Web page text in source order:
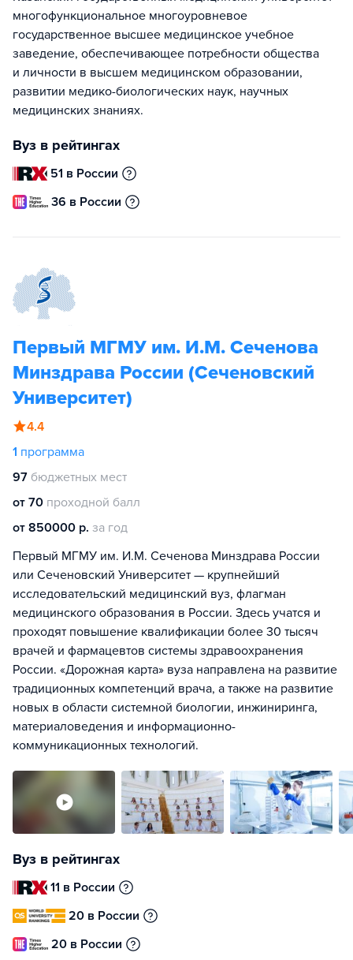
многофункциональное многоуровневое
государственное высшее медицинское учебное
заведение, обеспечивающее потребности общества
и личности в высшем медицинском образовании,
развитии медико-биологических наук, научных
медицинских знаниях.
Вуз в рейтингах
51 в России
36 в России
Первый МГМУ им. И.М. Сеченова
Минздрава России (Сеченовский
Университет)
4.4
1 программа
97 бюджетных мест
от 70 проходной балл
от 850000 р. за год
Первый МГМУ им. И.М. Сеченова Минздрава России
или Сеченовский Университет — крупнейший
исследовательский медицинский вуз, флагман
медицинского образования в России. Здесь учатся и
проходят повышение квалификации более 30 тысяч
врачей и фармацевтов системы здравоохранения
России. «Дорожная карта» вуза направлена на развитие
традиционных компетенций врача, а также на развитие
новых в области системной биологии, инжиниринга,
материаловедения и информационно-
коммуникационных технологий.
Вуз в рейтингах
11 в России
20 в России
20 в России